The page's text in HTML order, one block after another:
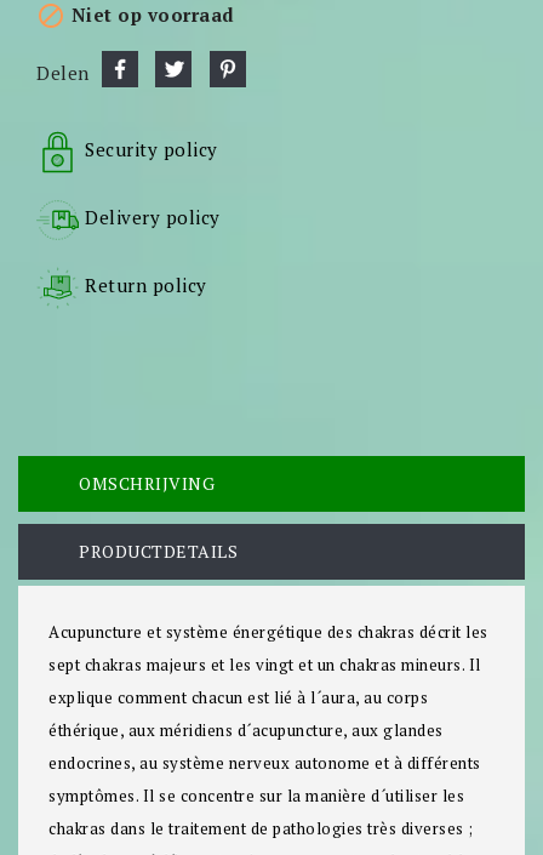
 Niet op voorraad
Delen
Security policy
Delivery policy
Return policy
OMSCHRIJVING
PRODUCTDETAILS
Acupuncture et système énergétique des chakras décrit les
sept chakras majeurs et les vingt et un chakras mineurs. Il
explique comment chacun est lié à l´aura, au corps
éthérique, aux méridiens d´acupuncture, aux glandes
endocrines, au système nerveux autonome et à différents
symptômes. Il se concentre sur la manière d´utiliser les
chakras dans le traitement de pathologies très diverses ;